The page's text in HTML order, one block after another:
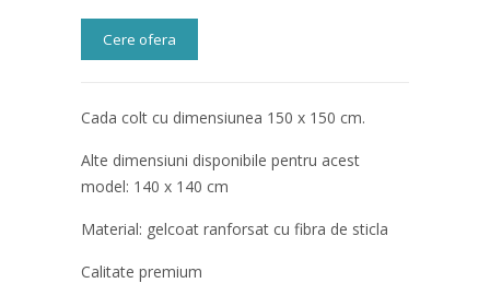
Cere ofera
Cada colt cu dimensiunea 150 x 150 cm.
Alte dimensiuni disponibile pentru acest
model: 140 x 140 cm
Material: gelcoat ranforsat cu fibra de sticla
Calitate premium